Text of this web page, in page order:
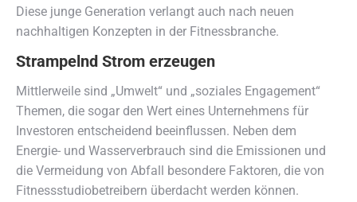
Diese junge Generation verlangt auch nach neuen
nachhaltigen Konzepten in der Fitnessbranche.
Strampelnd Strom erzeugen
Mittlerweile sind „Umwelt“ und „soziales Engagement“
Themen, die sogar den Wert eines Unternehmens für
Investoren entscheidend beeinflussen. Neben dem
Energie- und Wasserverbrauch sind die Emissionen und
die Vermeidung von Abfall besondere Faktoren, die von
Fitnessstudiobetreibern überdacht werden können.